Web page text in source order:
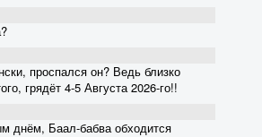
проспался он? Ведь близко
грядёт 4-5 Августа 2026-го!!
днём, Баал-бабва обходится